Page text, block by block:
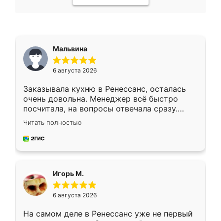
Мальвина
6 августа 2026
Заказывала кухню в Ренессанс, осталась
очень довольна. Менеджер всё быстро
посчитала, на вопросы отвечала сразу.
Замерщик приехал в субботу, подошёл к
делу со всей ответственностью. Собрали
за день, ребята работали аккуратно, даже
Читать полностью
Игорь М.
6 августа 2026
На самом деле в Ренессанс уже не первый